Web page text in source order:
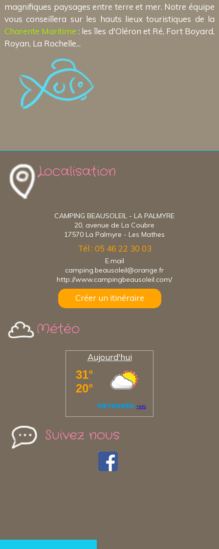
magnifiques paysages entre terre et mer. Notre équipe
vous conseillera sur les hauts lieux touristiques de la
Charente Maritime : les îles d'Oléron et Ré, Fort Boyard,
Royan, La Rochelle...
Localisation
CAMPING BEAUSOLEIL - LA PALMYRE
20, avenue de La Coubre
17570 La Palmyre - Les Mathes
Tél : 05 46 22 30 03
E.mail
camping.beausoleil@orange.fr
http://www.campingbeausoleil.com/
Créer un itinéraire
Météo
Aujourd'hui
Suivez nous